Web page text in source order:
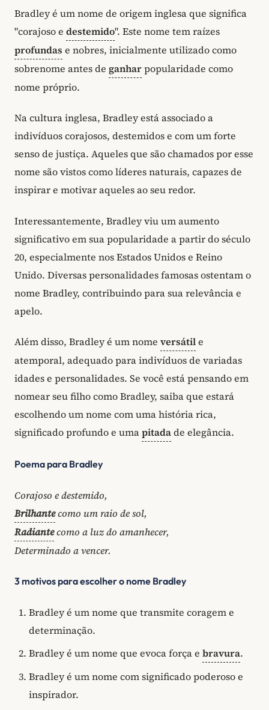
Bradley é um nome de origem inglesa que significa
"corajoso e destemido". Este nome tem raízes
profundas e nobres, inicialmente utilizado como
sobrenome antes de ganharpopularidade como
nome próprio.
Na cultura inglesa, Bradley está associado a
indivíduos corajosos, destemidos e com um forte
senso de justiça. Aqueles que são chamados por esse
nome são vistos como líderes naturais, capazes de
inspirar e motivar aqueles ao seu redor.
Interessantemente, Bradley viu um aumento
significativo em sua popularidade a partir do século
20, especialmente nos Estados Unidos e Reino
Unido. Diversas personalidades famosas ostentam o
nome Bradley, contribuindo para sua relevância e
apelo.
Além disso, Bradley é um nome versátile
atemporal, adequado para indivíduos de variadas
idades e personalidades. Se você está pensando em
nomear seu filho como Bradley, saiba que estará
escolhendo um nome com uma história rica,
significado profundo e umapitadade elegância.
Poema para Bradley
Corajoso e destemido,
Brilhantecomo um raio de sol,
Radiantecomo a luz do amanhecer,
Determinado a vencer.
3 motivos para escolher o nome Bradley
Bradley é um nome que transmite coragem e
determinação.
Bradley é um nome que evoca força e bravura.
Bradley é um nome com significado poderoso e
inspirador.